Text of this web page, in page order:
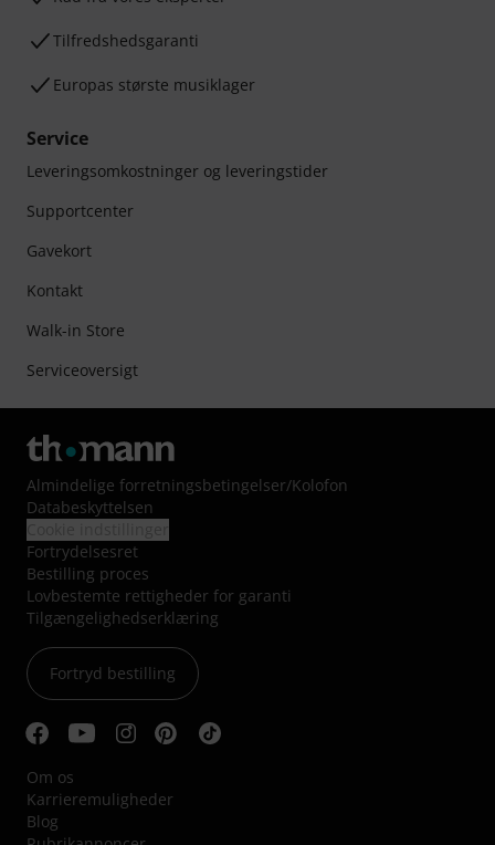
Tilfredshedsgaranti
Europas største musiklager
Service
Leveringsomkostninger og leveringstider
Supportcenter
Gavekort
Kontakt
Walk-in Store
Serviceoversigt
Almindelige forretningsbetingelser/Kolofon
Databeskyttelsen
Fortrydelsesret
Bestilling proces
Lovbestemte rettigheder for garanti
Tilgængelighedserklæring
Fortryd bestilling
Om os
Karrieremuligheder
Blog